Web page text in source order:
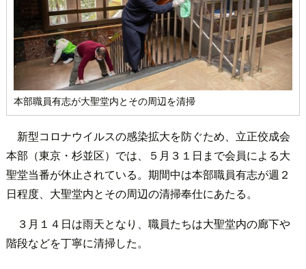
本部職員有志が大聖堂内とその周辺を清掃
新型コロナウイルスの感染拡大を防ぐため、立正佼成会
本部（東京・杉並区）では、５月３１日まで会員による大
聖堂当番が休止されている。期間中は本部職員有志が週２
日程度、大聖堂内とその周辺の清掃奉仕にあたる。
３月１４日は雨天となり、職員たちは大聖堂内の廊下や
階段などを丁寧に清掃した。